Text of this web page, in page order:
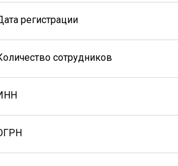
регистрации
сотрудников